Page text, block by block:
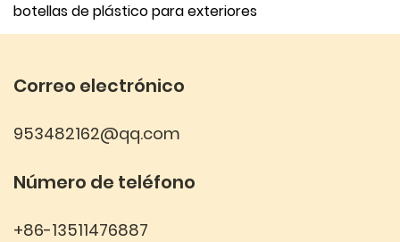
botellas de plástico para exteriores
Correo electrónico
953482162@qq.com
Número de teléfono
+86-13511476887